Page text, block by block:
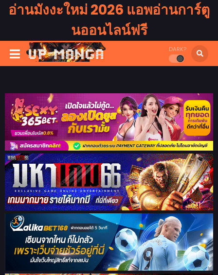
อ่านมังงะใหม่ 2026 แอพอ่านการ์ตู
นออนไลน์ฟรี
DARK?